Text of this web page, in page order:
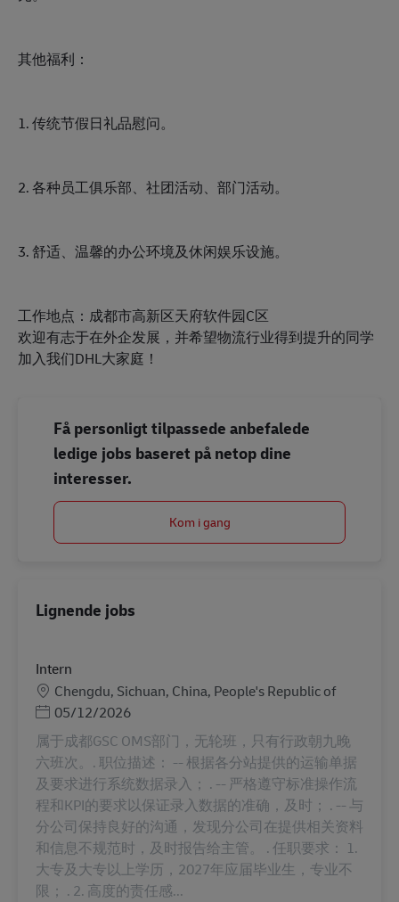
其他福利：
1. 传统节假日礼品慰问。
2. 各种员工俱乐部、社团活动、部门活动。
3. 舒适、温馨的办公环境及休闲娱乐设施。
工作地点：成都市高新区天府软件园C区
欢迎有志于在外企发展，并希望物流行业得到提升的同学
加入我们DHL大家庭！
Få personligt tilpassede anbefalede
ledige jobs baseret på netop dine
interesser.
Kom i gang
Lignende jobs
Intern
Lokation
Chengdu, Sichuan, China, People's Republic of
Posted Date
05/12/2026
属于成都GSC OMS部门，无轮班，只有行政朝九晚
六班次。. 职位描述： -- 根据各分站提供的运输单据
及要求进行系统数据录入； . -- 严格遵守标准操作流
程和KPI的要求以保证录入数据的准确，及时； . -- 与
分公司保持良好的沟通，发现分公司在提供相关资料
和信息不规范时，及时报告给主管。 . 任职要求： 1.
大专及大专以上学历，2027年应届毕业生，专业不
限； . 2. 高度的责任感...